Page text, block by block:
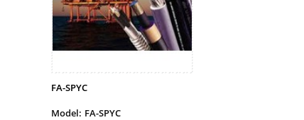
FA-SPYC
Model: FA-SPYC